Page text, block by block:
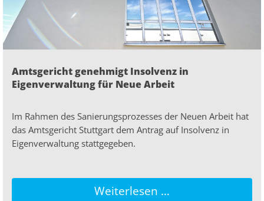
Amtsgericht genehmigt Insolvenz in
Eigenverwaltung für Neue Arbeit
Im Rahmen des Sanierungsprozesses der Neuen Arbeit hat
das Amtsgericht Stuttgart dem Antrag auf Insolvenz in
Eigenverwaltung stattgegeben.
Weiterlesen …